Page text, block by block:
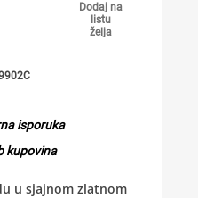
Dodaj na
listu
želja
isporuka
kupovina
u sjajnom zlatnom